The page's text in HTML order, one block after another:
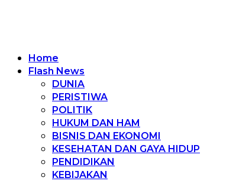
Home
Flash News
DUNIA
PERISTIWA
POLITIK
HUKUM DAN HAM
BISNIS DAN EKONOMI
KESEHATAN DAN GAYA HIDUP
PENDIDIKAN
KEBIJAKAN